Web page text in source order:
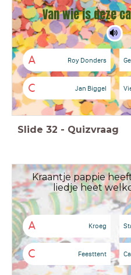
Van wie is deze
A Roy Donders
C Jan Biggel
Slide 32 - Quizvraag
Kraantje pappie
liedje heet
A Kroeg
C Feesttent